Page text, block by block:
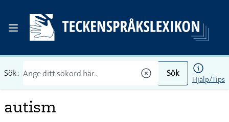
Sök: Sök
Hjälp/Tips
autism